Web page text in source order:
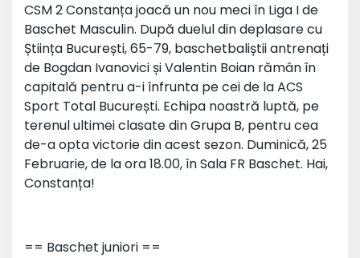
CSM 2 Constanța joacă un nou meci în Liga I de
Baschet Masculin. După duelul din deplasare cu
Știința București, 65-79, baschetbaliștii antrenați
de Bogdan Ivanovici și Valentin Boian rămân în
capitală pentru a-i înfrunta pe cei de la ACS
Sport Total București. Echipa noastră luptă, pe
terenul ultimei clasate din Grupa B, pentru cea
de-a opta victorie din acest sezon. Duminică, 25
Februarie, de la ora 18.00, în Sala FR Baschet. Hai,
Constanța!
== Baschet juniori ==